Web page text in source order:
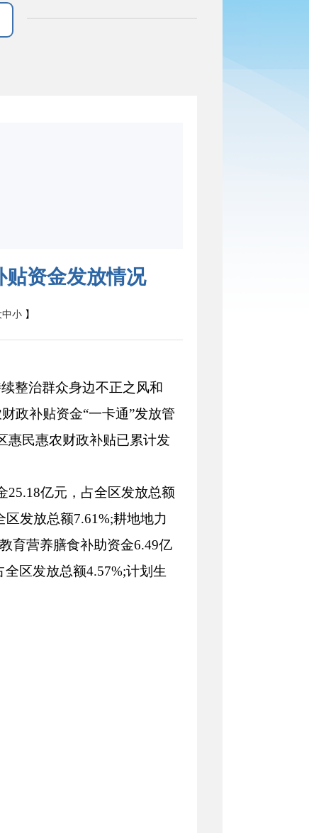
贴资金发放情况
中小 】
整治群众身边不正之风和
政补贴资金“一卡通”发放管
惠民惠农财政补贴已累计发
25.18亿元，占全区发放总额
发放总额7.61%;耕地地力
育营养膳食补助资金6.49亿
区发放总额4.57%;计划生